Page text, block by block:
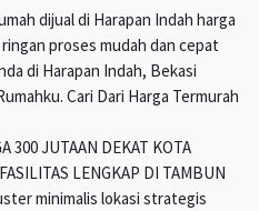
dijual di Harapan Indah harga
proses mudah dan cepat
di Harapan Indah, Bekasi
Cari Dari Harga Termurah
300 JUTAAN DEKAT KOTA
LENGKAP DI TAMBUN
minimalis lokasi strategis